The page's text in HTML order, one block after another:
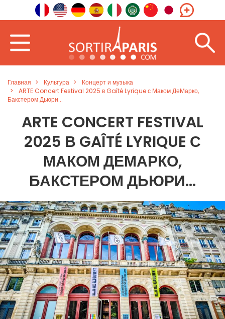
Главная Культура
Концерт и музыка
ARTE Concert Festival 2025 в Gaîté Lyrique с Маком ДеМарко,
Бакстером Дьюри...
ARTE CONCERT FESTIVAL
2025 В GAÎTÉ LYRIQUE С
МАКОМ ДЕМАРКО,
БАКСТЕРОМ ДЬЮРИ...